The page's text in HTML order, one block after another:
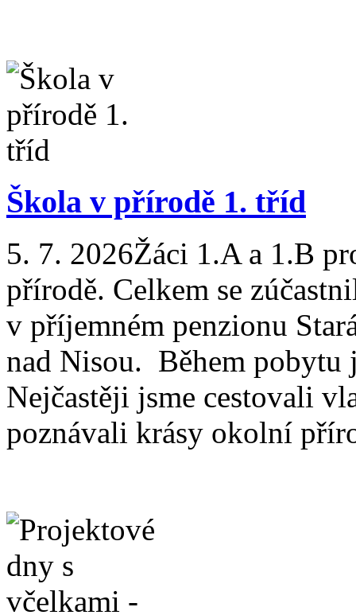
Škola v přírodě 1. tříd
5. 7. 2026Žáci 1.A a 1.B
přírodě. Celkem se
v příjemném penzionu
nad Nisou. Během pobytu
Nejčastěji jsme cestovali
poznávali krásy okolní